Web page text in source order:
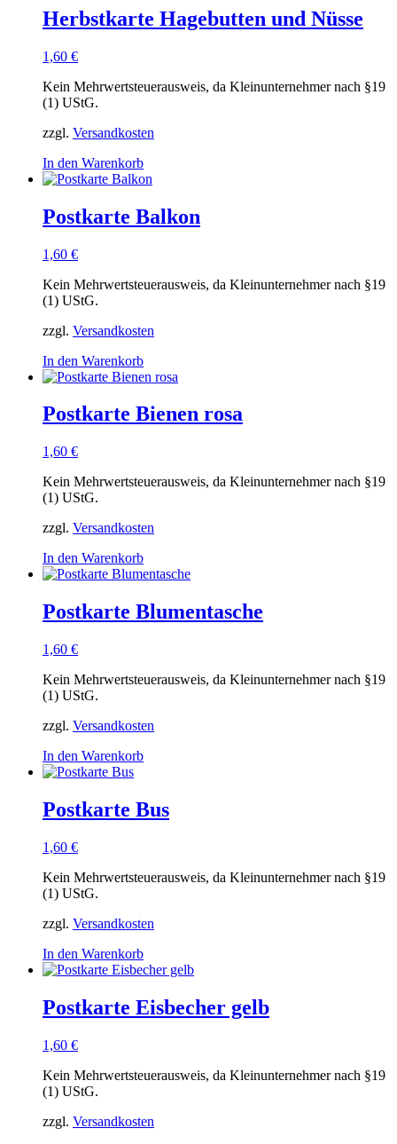
Herbstkarte Hagebutten und Nüsse
1,60 €
Kein Mehrwertsteuerausweis, da Kleinunternehmer nach §19
(1) UStG.
zzgl. Versandkosten
In den Warenkorb
Postkarte Balkon
1,60 €
Kein Mehrwertsteuerausweis, da Kleinunternehmer nach §19
(1) UStG.
zzgl. Versandkosten
In den Warenkorb
Postkarte Bienen rosa
1,60 €
Kein Mehrwertsteuerausweis, da Kleinunternehmer nach §19
(1) UStG.
zzgl. Versandkosten
In den Warenkorb
Postkarte Blumentasche
1,60 €
Kein Mehrwertsteuerausweis, da Kleinunternehmer nach §19
(1) UStG.
zzgl. Versandkosten
In den Warenkorb
Postkarte Bus
1,60 €
Kein Mehrwertsteuerausweis, da Kleinunternehmer nach §19
(1) UStG.
zzgl. Versandkosten
In den Warenkorb
Postkarte Eisbecher gelb
1,60 €
Kein Mehrwertsteuerausweis, da Kleinunternehmer nach §19
(1) UStG.
zzgl. Versandkosten